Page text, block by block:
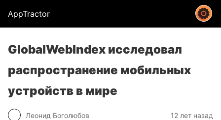
AppTractor
GlobalWebIndex исследовал
распространение мобильных
устройств в мире
Леонид Боголюбов 12 лет назад